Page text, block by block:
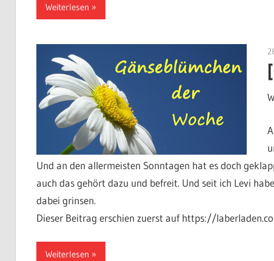
Weiterlesen
Und an den allermeisten Sonntagen hat es doch
auch das gehört dazu und befreit. Und seit ich Levi
dabei grinsen.
Dieser Beitrag erschien zuerst auf https://
Weiterlesen